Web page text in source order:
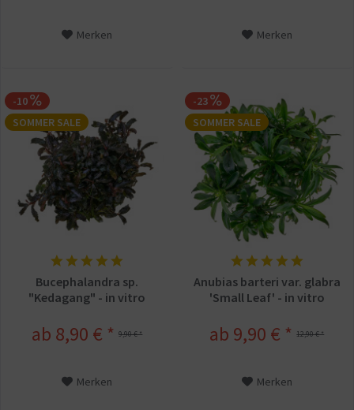
Merken Merken
-10
SOMMER SALE
Bucephalandra sp.
"Kedagang" - in vitro
9,90 € *
ab 8,90 € *
Merken
-23
SOMMER SALE
Anubias barteri var. glabra
'Small Leaf' - in vitro
12,90 € *
ab 9,90 € *
Merken